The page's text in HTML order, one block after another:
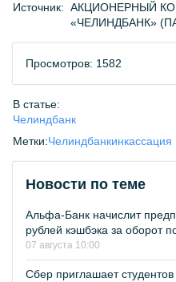
Источник: АКЦИОНЕРНЫЙ
«ЧЕЛИНДБАНК»
Просмотров: 1582
В статье:
Челиндбанк
Метки:Челиндбанкинкассация
Новости по теме
Альфа-Банк начислит
рублей кэшбэка за оборот
07 августа 10:00
Сбер приглашает студентов